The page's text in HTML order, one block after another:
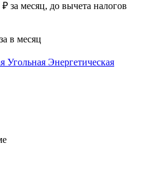
₽ за месяц, до вычета налогов
в месяц
Энергетическая